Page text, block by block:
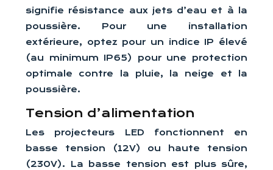
signifie résistance aux jets d’eau et à la
poussière. Pour une installation
extérieure, optez pour un indice IP élevé
(au minimum IP65) pour une protection
optimale contre la pluie, la neige et la
poussière.
Tension d’alimentation
Les projecteurs LED fonctionnent en
basse tension (12V) ou haute tension
(230V). La basse tension est plus sûre,